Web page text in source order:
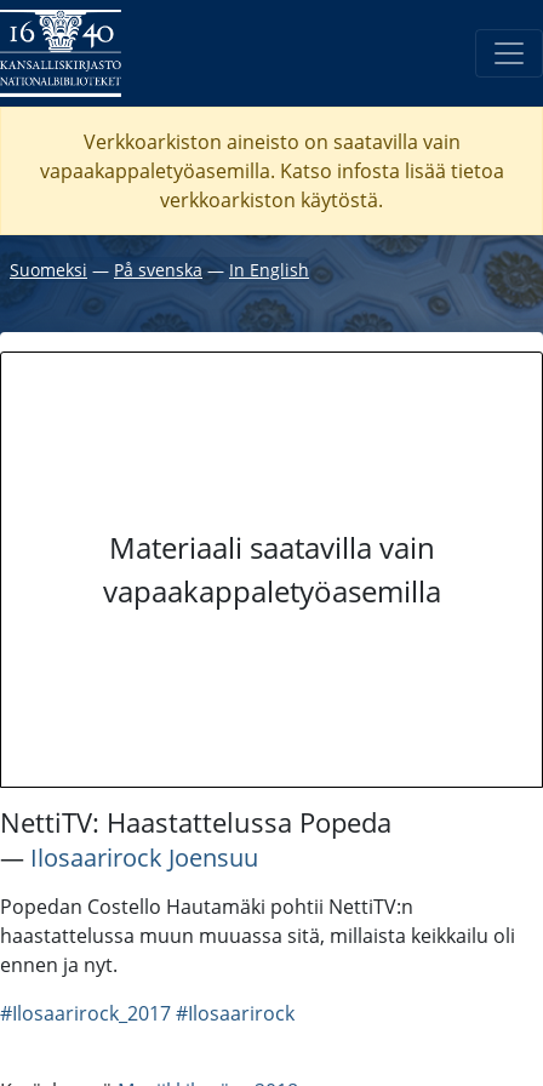
Verkkoarkiston aineisto on saatavilla vain
vapaakappaletyöasemilla. Katso infosta lisää tietoa
verkkoarkiston käytöstä.
Suomeksi ― På svenska― In English
Materiaali saatavilla vain
vapaakappaletyöasemilla
NettiTV: Haastattelussa Popeda
― Ilosaarirock Joensuu
Popedan Costello Hautamäki pohtii NettiTV:n
haastattelussa muun muuassa sitä, millaista keikkailu oli
ennen ja nyt.
#Ilosaarirock_2017#Ilosaarirock